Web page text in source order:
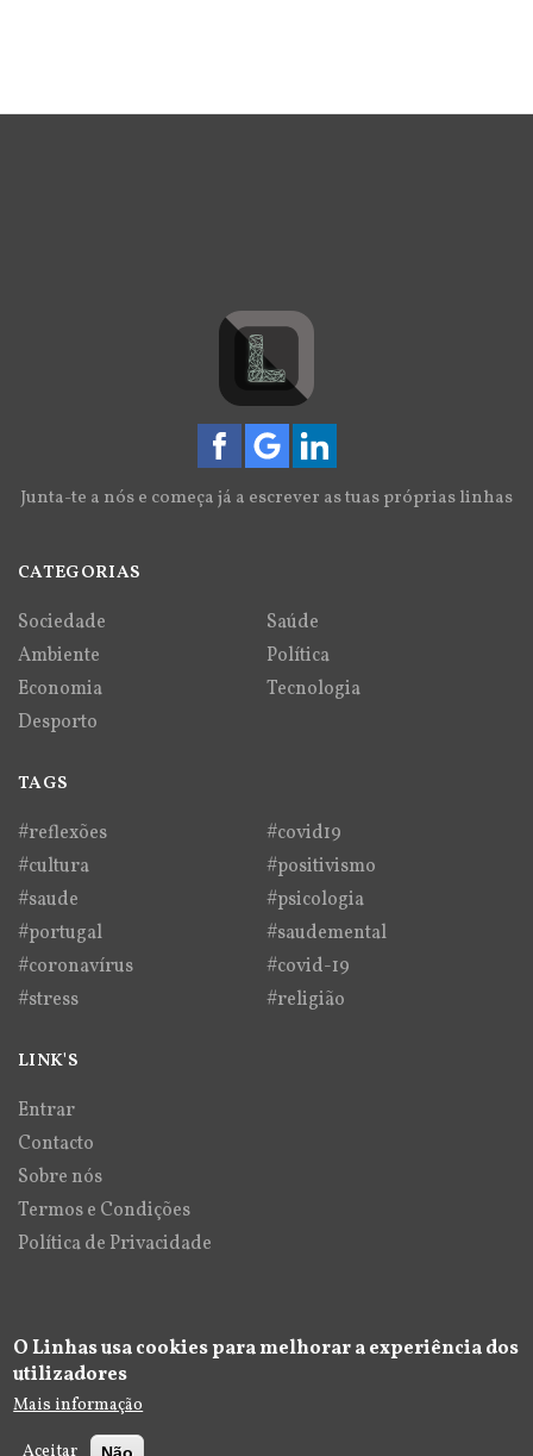
Junta-te a nós e começa já a escrever as tuas próprias linhas
CATEGORIAS
Sociedade
Saúde
Ambiente
Política
Economia
Tecnologia
Desporto
TAGS
#reflexões
#covid19
#cultura
#positivismo
#saude
#psicologia
#portugal
#saudemental
#coronavírus
#covid-19
#stress
#religião
LINK'S
Entrar
Contacto
Sobre nós
Termos e Condições
Política de Privacidade
O Linhas usa cookies para melhorar a experiência dos
utilizadores
Mais informação